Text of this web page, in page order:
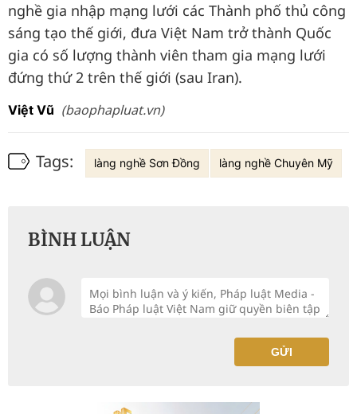
nghề gia nhập mạng lưới các Thành phố thủ công
sáng tạo thế giới, đưa Việt Nam trở thành Quốc
gia có số lượng thành viên tham gia mạng lưới
đứng thứ 2 trên thế giới (sau Iran).
Việt Vũ (baophapluat.vn)
Tags: làng nghề Sơn Đồng làng nghề Chuyên Mỹ
BÌNH LUẬN
GỬI